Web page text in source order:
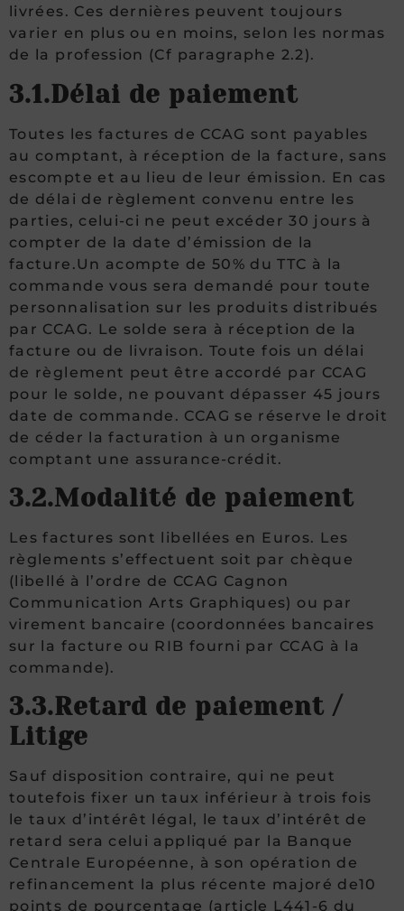
livrées. Ces dernières peuvent toujours
varier en plus ou en moins, selon les normas
de la profession (Cf paragraphe 2.2).
3.1.Délai de paiement
Toutes les factures de CCAG sont payables
au comptant, à réception de la facture, sans
escompte et au lieu de leur émission. En cas
de délai de règlement convenu entre les
parties, celui-ci ne peut excéder 30 jours à
compter de la date d’émission de la
facture.Un acompte de 50% du TTC à la
commande vous sera demandé pour toute
personnalisation sur les produits distribués
par CCAG. Le solde sera à réception de la
facture ou de livraison. Toute fois un délai
de règlement peut être accordé par CCAG
pour le solde, ne pouvant dépasser 45 jours
date de commande. CCAG se réserve le droit
de céder la facturation à un organisme
comptant une assurance-crédit.
3.2.Modalité de paiement
Les factures sont libellées en Euros. Les
règlements s’effectuent soit par chèque
(libellé à l’ordre de CCAG Cagnon
Communication Arts Graphiques) ou par
virement bancaire (coordonnées bancaires
sur la facture ou RIB fourni par CCAG à la
commande).
3.3.Retard de paiement /
Litige
Sauf disposition contraire, qui ne peut
toutefois fixer un taux inférieur à trois fois
le taux d’intérêt légal, le taux d’intérêt de
retard sera celui appliqué par la Banque
Centrale Européenne, à son opération de
refinancement la plus récente majoré de10
points de pourcentage (article L441-6 du